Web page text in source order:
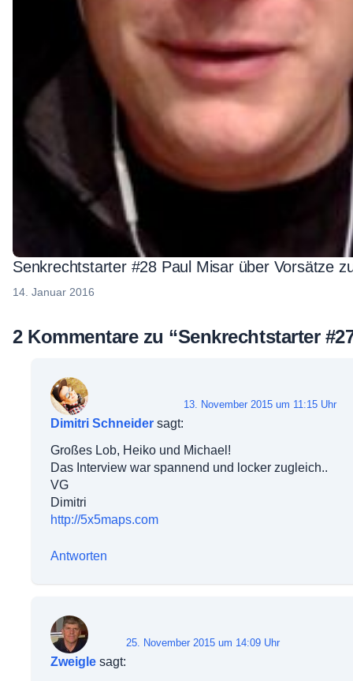
Senkrechtstarter #28 Paul Misar über Vorsätze
14. Januar 2016
2 Kommentare zu “Senkrechtstarter
Dimitri Schneider sagt:
13. November 2015 um 11:15 Uhr
Großes Lob, Heiko und Michael!
Das Interview war spannend und locker zugleich..
VG
Dimitri
http://5x5maps.com
Antworten
Zweigle sagt:
25. November 2015 um 14:09 Uhr